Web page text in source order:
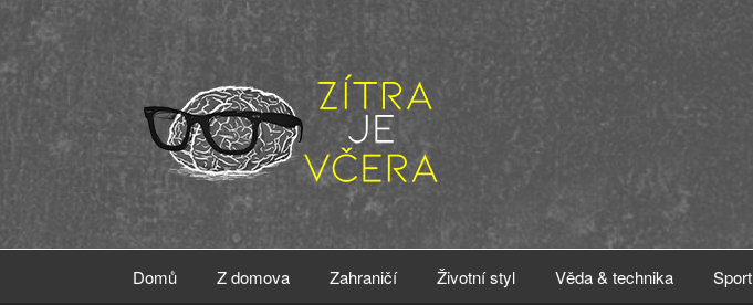
hlavnímu
Domů Z domova Zahraničí Životní styl Věda & technika Sport